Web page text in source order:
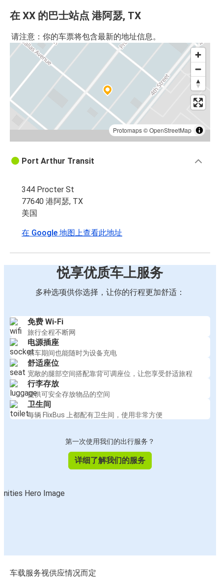
在 XX 的巴士站点 港阿瑟, TX
请注意：你的车票将包含最新的地址信息。
Protomaps©OpenStreetMap
Port Arthur Transit
344 Procter St
77640 港阿瑟, TX
美国
在 Google 地图上查看此地址
悦享优质车上服务
多种选项供你选择，让你的行程更加舒适：
免费 Wi-Fi
旅行全程不断网
电源插座
乘车期间也能随时为设备充电
舒适座位
宽敞的腿部空间搭配靠背可调座位，让您享受舒适旅程
行李存放
提供可安全存放物品的空间
卫生间
每辆 FlixBus 上都配有卫生间，使用非常方便
第一次使用我们的出行服务？
详细了解我们的服务
车载服务视供应情况而定